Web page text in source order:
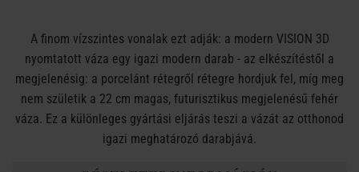
A finom vízszintes vonalak ezt adják: a modern VISION 3D
nyomtatott váza egy igazi modern darab - az elkészítéstől a
megjelenésig: a porcelánt rétegről rétegre hordjuk fel, míg meg
nem születik a 22 cm magas, futurisztikus megjelenésű fehér
váza. Ez a különleges gyártási eljárás teszi a vázát az otthonod
igazi meghatározó darabjává.